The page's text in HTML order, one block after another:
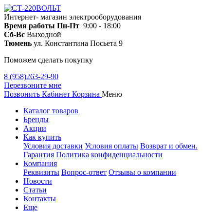
Интернет- магазин электрооборудования
Время работы Пн-Пт 9:00 - 18:00
Сб-Вс Выходной
Тюмень ул. Константина Посьета 9
Поможем сделать покупку
8 (958)263-29-90
Перезвоните мне
Позвонить Кабинет Корзина Меню
Каталог товаров
Бренды
Акции
Как купить
Условия доставки Условия оплаты Возврат и обмен.
Гарантия Политика конфиденциальности
Компания
Реквизиты Вопрос-ответ Отзывы о компании
Новости
Статьи
Контакты
Еще